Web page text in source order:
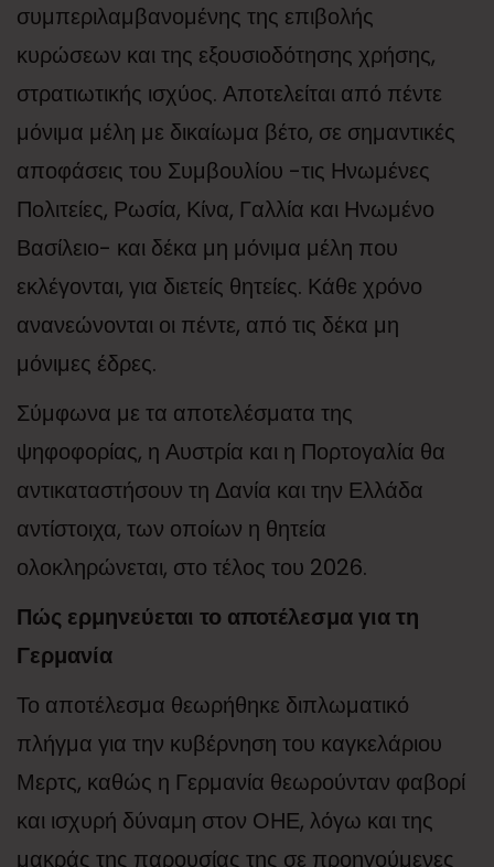
συμπεριλαμβανομένης της επιβολής
κυρώσεων και της εξουσιοδότησης χρήσης,
στρατιωτικής ισχύος. Αποτελείται από πέντε
μόνιμα μέλη με δικαίωμα βέτο, σε σημαντικές
αποφάσεις του Συμβουλίου -τις Ηνωμένες
Πολιτείες, Ρωσία, Κίνα, Γαλλία και Ηνωμένο
Βασίλειο- και δέκα μη μόνιμα μέλη που
εκλέγονται, για διετείς θητείες. Κάθε χρόνο
ανανεώνονται οι πέντε, από τις δέκα μη
μόνιμες έδρες.
Σύμφωνα με τα αποτελέσματα της
ψηφοφορίας, η Αυστρία και η Πορτογαλία θα
αντικαταστήσουν τη Δανία και την Ελλάδα
αντίστοιχα, των οποίων η θητεία
ολοκληρώνεται, στο τέλος του 2026.
Πώς ερμηνεύεται το αποτέλεσμα για τη
Γερμανία
Το αποτέλεσμα θεωρήθηκε διπλωματικό
πλήγμα για την κυβέρνηση του καγκελάριου
Μερτς, καθώς η Γερμανία θεωρούνταν φαβορί
και ισχυρή δύναμη στον ΟΗΕ, λόγω και της
μακράς της παρουσίας της σε προηγούμενες